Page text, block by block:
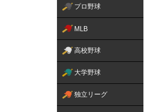
プロ野球
MLB
高校野球
大学野球
独立リーグ